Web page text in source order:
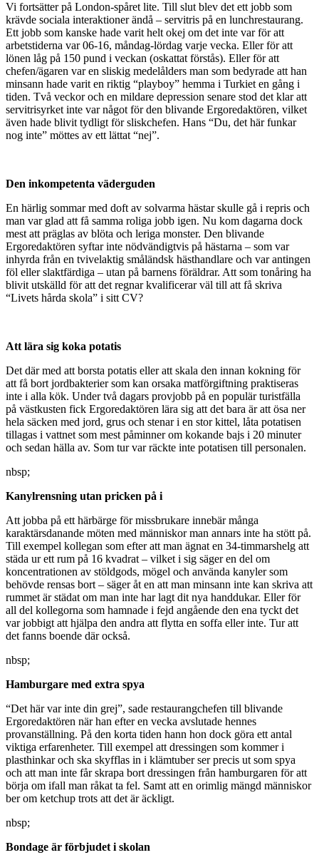
Vi fortsätter på London-spåret lite. Till slut blev det ett jobb som
krävde sociala interaktioner ändå – servitris på en lunchrestaurang.
Ett jobb som kanske hade varit helt okej om det inte var för att
arbetstiderna var 06-16, måndag-lördag varje vecka. Eller för att
lönen låg på 150 pund i veckan (oskattat förstås). Eller för att
chefen/ägaren var en sliskig medelålders man som bedyrade att han
minsann hade varit en riktig “playboy” hemma i Turkiet en gång i
tiden. Två veckor och en mildare depression senare stod det klar att
servitrisyrket inte var något för den blivande Ergoredaktören, vilket
även hade blivit tydligt för sliskchefen. Hans “Du, det här funkar
nog inte” möttes av ett lättat “nej”.
Den inkompetenta väderguden
En härlig sommar med doft av solvarma hästar skulle gå i repris och
man var glad att få samma roliga jobb igen. Nu kom dagarna dock
mest att präglas av blöta och leriga monster. Den blivande
Ergoredaktören syftar inte nödvändigtvis på hästarna – som var
inhyrda från en tvivelaktig småländsk hästhandlare och var antingen
föl eller slaktfärdiga – utan på barnens föräldrar. Att som tonåring ha
blivit utskälld för att det regnar kvalificerar väl till att få skriva
“Livets hårda skola” i sitt CV?
Att lära sig koka potatis
Det där med att borsta potatis eller att skala den innan kokning för
att få bort jordbakterier som kan orsaka matförgiftning praktiseras
inte i alla kök. Under två dagars provjobb på en populär turistfälla
på västkusten fick Ergoredaktören lära sig att det bara är att ösa ner
hela säcken med jord, grus och stenar i en stor kittel, låta potatisen
tillagas i vattnet som mest påminner om kokande bajs i 20 minuter
och sedan hälla av. Som tur var räckte inte potatisen till personalen.
nbsp;
Kanylrensning utan pricken på i
Att jobba på ett härbärge för missbrukare innebär många
karaktärsdanande möten med människor man annars inte ha stött på.
Till exempel kollegan som efter att man ägnat en 34-timmarshelg att
städa ur ett rum på 16 kvadrat – vilket i sig säger en del om
koncentrationen av stöldgods, mögel och använda kanyler som
behövde rensas bort – säger åt en att man minsann inte kan skriva att
rummet är städat om man inte har lagt dit nya handdukar. Eller för
all del kollegorna som hamnade i fejd angående den ena tyckt det
var jobbigt att hjälpa den andra att flytta en soffa eller inte. Tur att
det fanns boende där också.
nbsp;
Hamburgare med extra spya
“Det här var inte din grej”, sade restaurangchefen till blivande
Ergoredaktören när han efter en vecka avslutade hennes
provanställning. På den korta tiden hann hon dock göra ett antal
viktiga erfarenheter. Till exempel att dressingen som kommer i
plasthinkar och ska skyfflas in i klämtuber ser precis ut som spya
och att man inte får skrapa bort dressingen från hamburgaren för att
börja om ifall man råkat ta fel. Samt att en orimlig mängd människor
ber om ketchup trots att det är äckligt.
nbsp;
Bondage är förbjudet i skolan